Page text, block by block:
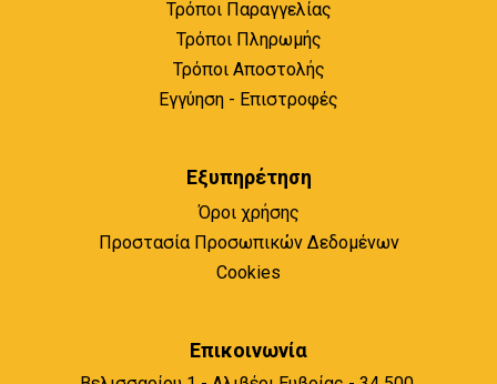
Τρόποι Παραγγελίας
Τρόποι Πληρωμής
Τρόποι Αποστολής
Εγγύηση - Επιστροφές
Εξυπηρέτηση
Όροι χρήσης
Προστασία Προσωπικών Δεδομένων
Cookies
Επικοινωνία